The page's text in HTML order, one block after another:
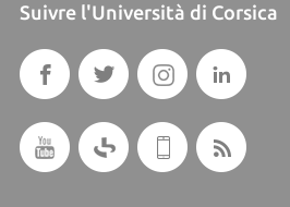
Suivre l'Università di Corsica